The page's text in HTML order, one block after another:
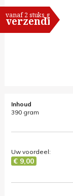
vanaf 2 stuks gratis
verzending
Inhoud
390 gram
Uw voordeel:
€ 9,00